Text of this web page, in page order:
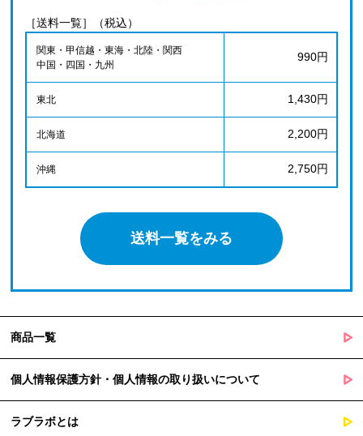
［送料一覧］（税込）
関東・甲信越・東海・北陸・関西
中国・四国・九州
990円
東北 1,430円
北海道 2,200円
沖縄 2,750円
送料一覧をみる
商品一覧
個人情報保護方針・個人情報の取り扱いについて
ラブラボとは